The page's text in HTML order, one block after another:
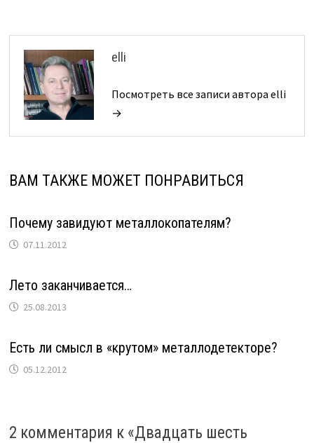
elli
Посмотреть все записи автора elli
→
ВАМ ТАКЖЕ МОЖЕТ ПОНРАВИТЬСЯ
Почему завидуют металлокопателям?
07.11.2012
Лето заканчивается…
25.08.2013
Есть ли смысл в «крутом» металлодетекторе?
05.12.2012
2 комментария к «Двадцать шесть